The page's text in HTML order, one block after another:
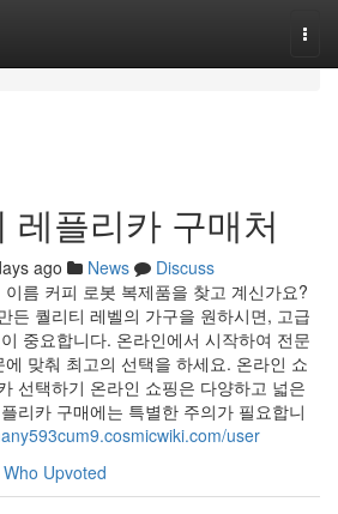
레플리카 구매처
ago News
Discuss
름 커피 로봇 복제품을 찾고 계신가요?
든 퀄리티 레벨의 가구을 원하시면, 고급
중요합니다. 온라인에서 시작하여 전문
맞춰 최고의 선택을 하세요. 온라인 쇼
선택하기 온라인 쇼핑은 다양하고 넓은
리카 구매에는 특별한 주의가 필요합니
user
Who Upvoted